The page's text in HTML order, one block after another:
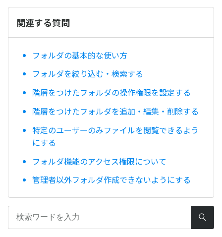
関連する質問
フォルダの基本的な使い方
フォルダを絞り込む・検索する
階層をつけたフォルダの操作権限を設定する
階層をつけたフォルダを追加・編集・削除する
特定のユーザーのみファイルを閲覧できるよう
にする
フォルダ機能のアクセス権限について
管理者以外フォルダ作成できないようにする